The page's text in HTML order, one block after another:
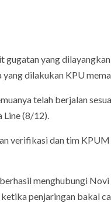
yang
dilakukan KPU
telah berjalan
(8/12).
verifikasi dan tim
menghubungi
penjaringan bakal